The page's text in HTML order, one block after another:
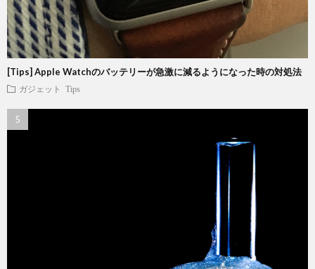
[Tips] Apple Watchのバッテリーが急激に減るようになった時の対処法
ガジェット Tips